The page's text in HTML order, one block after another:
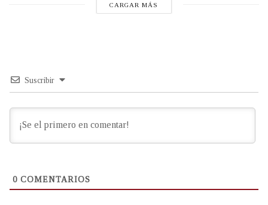
CARGAR MÁS
Suscribir
0 COMENTARIOS